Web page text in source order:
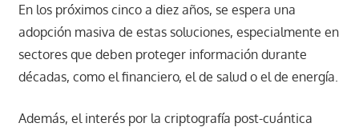
En los próximos cinco a diez años, se espera una
adopción masiva de estas soluciones, especialmente en
sectores que deben proteger información durante
décadas, como el financiero, el de salud o el de energía.
Además, el interés por la criptografía post-cuántica